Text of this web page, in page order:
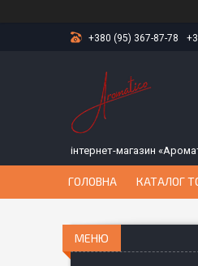
+380 (95) 367-87-78
інтернет-магазин
ГОЛОВНА КАТАЛОГ